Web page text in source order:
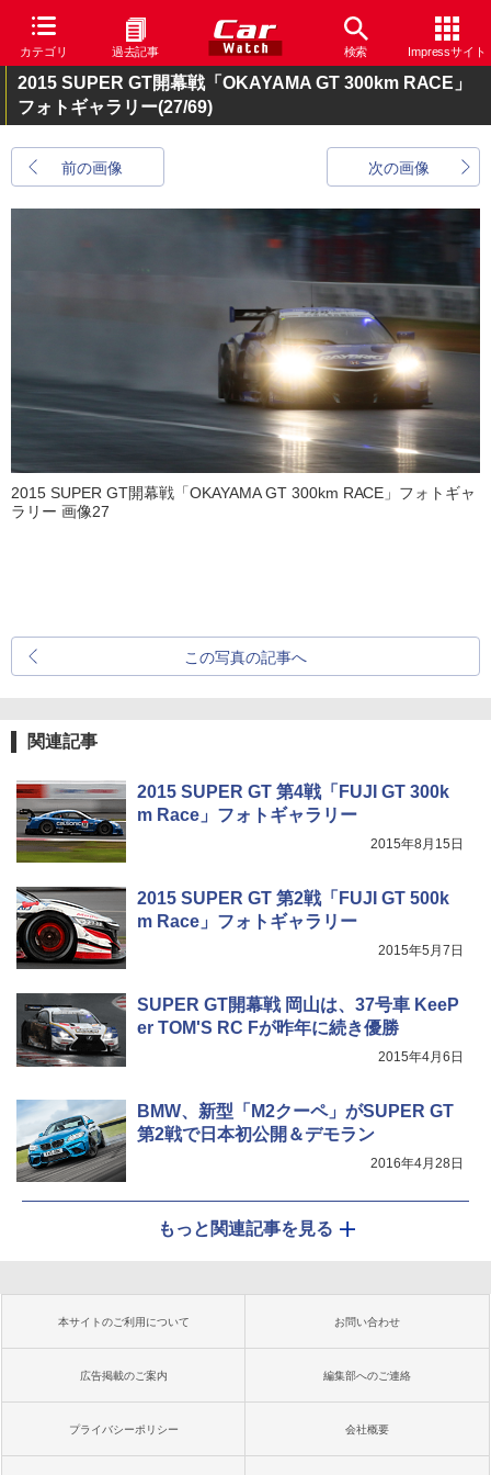
カテゴリ 過去記事 検索 Impressサイト
2015 SUPER GT開幕戦「OKAYAMA GT 300km RACE」
フォトギャラリー(27/69)
前の画像 次の画像
2015 SUPER GT開幕戦「OKAYAMA GT 300km RACE」フォトギャ
ラリー 画像27
この写真の記事へ
関連記事
2015 SUPER GT 第4戦「FUJI GT 300k
m Race」フォトギャラリー
2015年8月15日
2015 SUPER GT 第2戦「FUJI GT 500k
m Race」フォトギャラリー
2015年5月7日
SUPER GT開幕戦 岡山は、37号車 KeeP
er TOM'S RC Fが昨年に続き優勝
2015年4月6日
BMW、新型「M2クーペ」がSUPER GT
第2戦で日本初公開＆デモラン
2016年4月28日
もっと関連記事を見る
本サイトのご利用について お問い合わせ
広告掲載のご案内 編集部へのご連絡
プライバシーポリシー 会社概要